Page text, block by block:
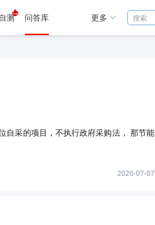
测 问答库 更多 搜索
自采的项目，不执行政府采购法， 那节能
2026-07-07